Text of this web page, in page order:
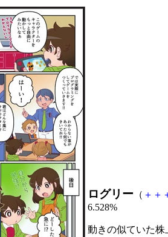
ログリー （ ＋ ＋
6.528%
動きの似ていた